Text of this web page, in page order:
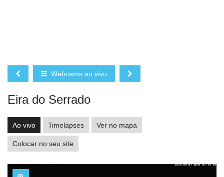
Webcams ao vivo
Eira do Serrado
Ao vivo Timelapses Ver no mapa
Colocar no seu site